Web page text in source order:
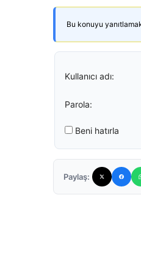
Bu konuyu
Kullanıcı adı:
Parola:
Beni hatırla
Paylaş: